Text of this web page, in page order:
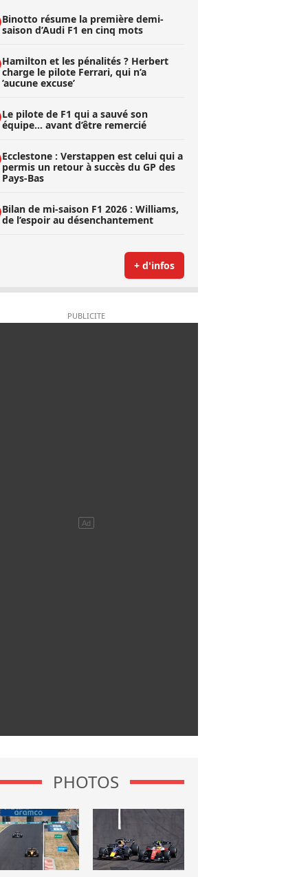
Binotto résume la première demi-
saison d’Audi F1 en cinq mots
Hamilton et les pénalités ? Herbert
charge le pilote Ferrari, qui n’a
’aucune excuse’
Le pilote de F1 qui a sauvé son
équipe… avant d’être remercié
Ecclestone : Verstappen est celui qui a
permis un retour à succès du GP des
Pays-Bas
Bilan de mi-saison F1 2026 : Williams,
de l’espoir au désenchantement
+ d'infos
PHOTOS